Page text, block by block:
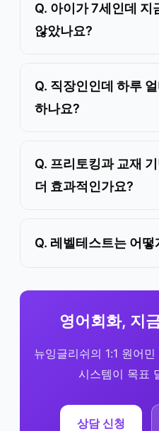
Q. 아이가 7세인데 지
않았나요?
Q. 직장인인데 하루
하나요?
Q. 프리토킹과 교재
더 효과적인가요?
Q. 레벨테스트는 어
영어회화, 지
뉴잉글리쉬의 1:1 원어
시스템이 목표
상담 신청